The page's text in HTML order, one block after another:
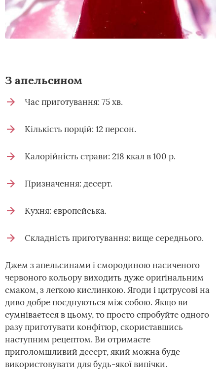
З апельсином
Час приготування: 75 хв.
Кількість порцій: 12 персон.
Калорійність страви: 218 ккал в 100 р.
Призначення: десерт.
Кухня: європейська.
Складність приготування: вище середнього.
Джем з апельсинами і смородиною насиченого
червоного кольору виходить дуже оригінальним
смаком, з легкою кислинкою. Ягоди і цитрусові на
диво добре поєднуються між собою. Якщо ви
сумніваєтеся в цьому, то просто спробуйте одного
разу приготувати конфітюр, скориставшись
наступним рецептом. Ви отримаєте
приголомшливий десерт, який можна буде
використовувати для будь-якої випічки.